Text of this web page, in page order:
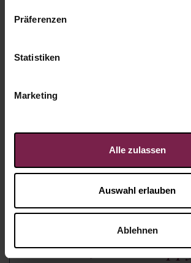
Präferenzen
Statistiken
Marketing
Alle zulassen
Auswahl erlauben
Ablehnen
RIESEN Dankeschön
RIESEN to be